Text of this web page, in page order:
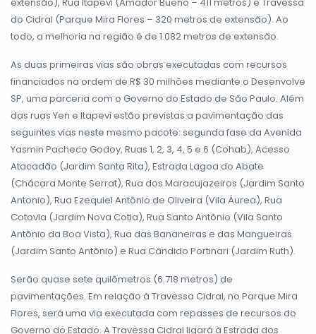
do Cidral (Parque Mira Flores – 320 metros de extensão). Ao
todo, a melhoria na região é de 1.082 metros de extensão.
As duas primeiras vias são obras executadas com recursos
financiados na ordem de R$ 30 milhões mediante o Desenvolve
SP, uma parceria com o Governo do Estado de São Paulo. Além
das ruas Yen e Itapevi estão previstas a pavimentação das
seguintes vias neste mesmo pacote: segunda fase da Avenida
Yasmin Pacheco Godoy, Ruas 1, 2, 3, 4, 5 e 6 (Cohab), Acesso
Atacadão (Jardim Santa Rita), Estrada Lagoa do Abate
(Chácara Monte Serrat), Rua dos Maracujazeiros (Jardim Santo
Antonio), Rua Ezequiel Antônio de Oliveira (Vila Áurea), Rua
Cotovia (Jardim Nova Cotia), Rua Santo Antônio (Vila Santo
Antônio da Boa Vista), Rua das Bananeiras e das Mangueiras
(Jardim Santo Antônio) e Rua Cândido Portinari (Jardim Ruth).
Serão quase sete quilômetros (6.718 metros) de
pavimentações. Em relação à Travessa Cidral, no Parque Mira
Flores, será uma via executada com repasses de recursos do
Governo do Estado. A Travessa Cidral ligará à Estrada dos